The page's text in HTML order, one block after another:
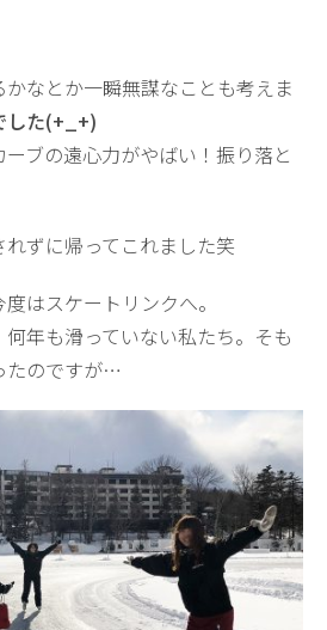
なとか一瞬無謀なことも考えま
した(+_+)
ブの遠心力がやばい！振り落と
ずに帰ってこれました笑
はスケートリンクへ。
年も滑っていない私たち。そも
たのですが…